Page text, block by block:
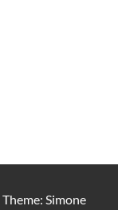
Theme: Simone